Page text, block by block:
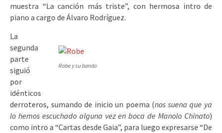
muestra “La canción más triste”, con hermosa intro de
piano a cargo de Álvaro Rodríguez.
Robe y su banda
La
segunda
parte
siguió
por
idénticos
derroteros, sumando de inicio un poema (nos suena que ya
lo hemos escuchado alguna vez en boca de Manolo Chinato)
como intro a “Cartas desde Gaia”, para luego expresarse “De